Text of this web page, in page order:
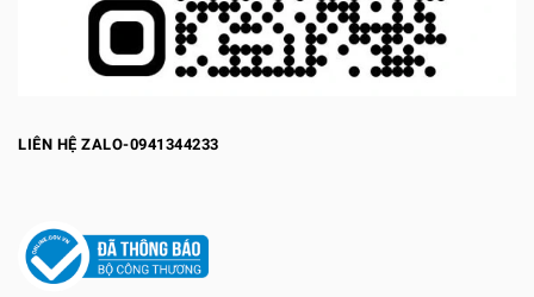
LIÊN HỆ ZALO-0941344233